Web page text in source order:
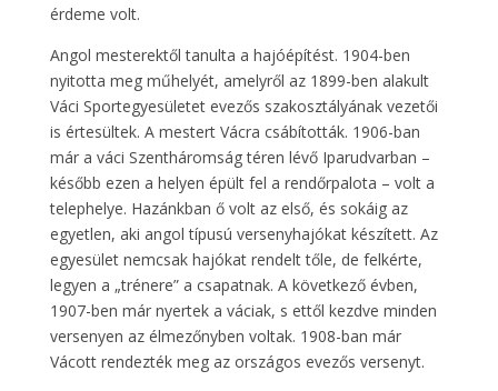
érdeme volt.
Angol mesterektől tanulta a hajóépítést. 1904-ben
nyitotta meg műhelyét, amelyről az 1899-ben alakult
Váci Sportegyesületet evezős szakosztályának vezetői
is értesültek. A mestert Vácra csábították. 1906-ban
már a váci Szentháromság téren lévő Iparudvarban –
később ezen a helyen épült fel a rendőrpalota – volt a
telephelye. Hazánkban ő volt az első, és sokáig az
egyetlen, aki angol típusú versenyhajókat készített. Az
egyesület nemcsak hajókat rendelt tőle, de felkérte,
legyen a „trénere” a csapatnak. A következő évben,
1907-ben már nyertek a váciak, s ettől kezdve minden
versenyen az élmezőnyben voltak. 1908-ban már
Vácott rendezték meg az országos evezős versenyt.